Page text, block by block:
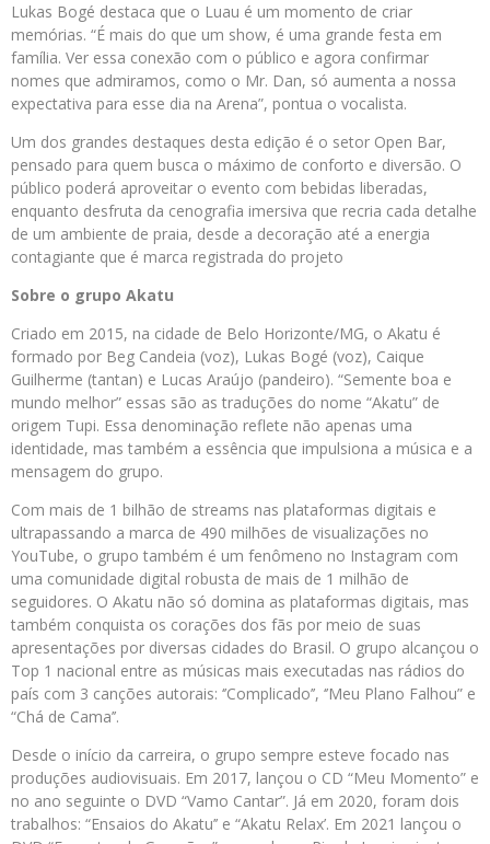
Lukas Bogé destaca que o Luau é um momento de criar
memórias. “É mais do que um show, é uma grande festa em
família. Ver essa conexão com o público e agora confirmar
nomes que admiramos, como o Mr. Dan, só aumenta a nossa
expectativa para esse dia na Arena”, pontua o vocalista.
Um dos grandes destaques desta edição é o setor Open Bar,
pensado para quem busca o máximo de conforto e diversão. O
público poderá aproveitar o evento com bebidas liberadas,
enquanto desfruta da cenografia imersiva que recria cada detalhe
de um ambiente de praia, desde a decoração até a energia
contagiante que é marca registrada do projeto
Sobre o grupo Akatu
Criado em 2015, na cidade de Belo Horizonte/MG, o Akatu é
formado por Beg Candeia (voz), Lukas Bogé (voz), Caique
Guilherme (tantan) e Lucas Araújo (pandeiro). “Semente boa e
mundo melhor” essas são as traduções do nome “Akatu” de
origem Tupi. Essa denominação reflete não apenas uma
identidade, mas também a essência que impulsiona a música e a
mensagem do grupo.
Com mais de 1 bilhão de streams nas plataformas digitais e
ultrapassando a marca de 490 milhões de visualizações no
YouTube, o grupo também é um fenômeno no Instagram com
uma comunidade digital robusta de mais de 1 milhão de
seguidores. O Akatu não só domina as plataformas digitais, mas
também conquista os corações dos fãs por meio de suas
apresentações por diversas cidades do Brasil. O grupo alcançou o
Top 1 nacional entre as músicas mais executadas nas rádios do
país com 3 canções autorais: ‘’Complicado’’, ‘’Meu Plano Falhou” e
“Chá de Cama’’.
Desde o início da carreira, o grupo sempre esteve focado nas
produções audiovisuais. Em 2017, lançou o CD “Meu Momento” e
no ano seguinte o DVD “Vamo Cantar”. Já em 2020, foram dois
trabalhos: “Ensaios do Akatu’’ e “Akatu Relax’. Em 2021 lançou o